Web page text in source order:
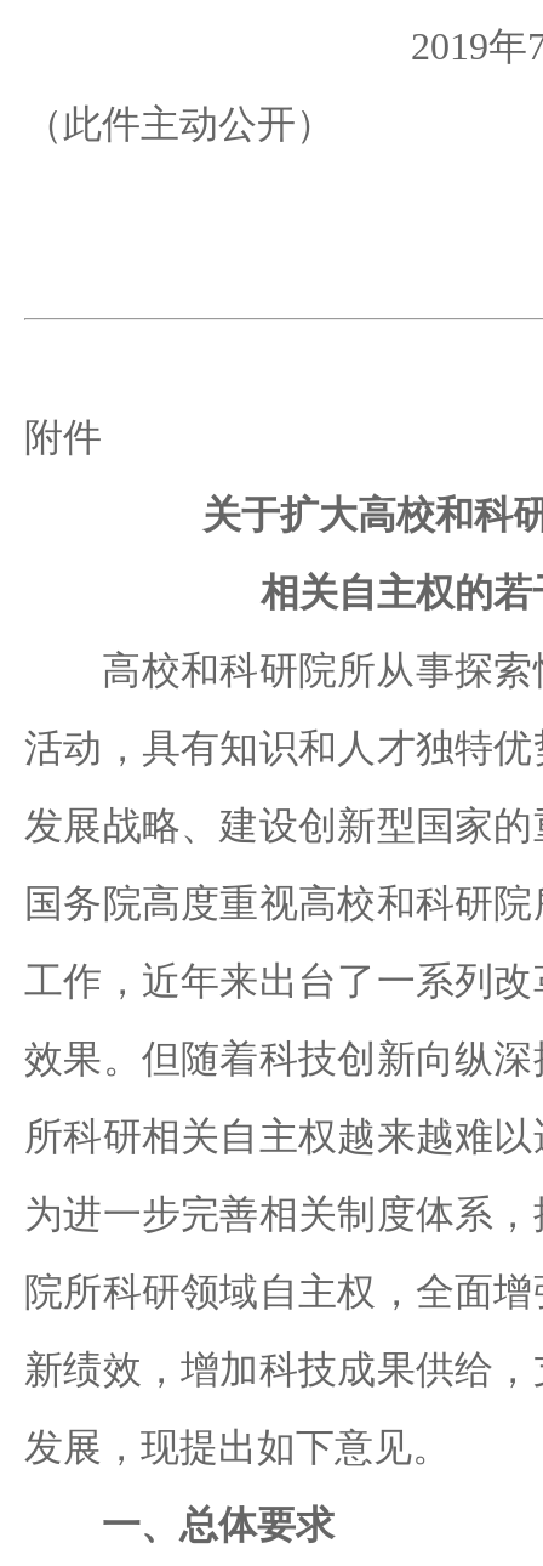
2019年
（此件主动公开）
附件
关于扩大高校和科
相关自主权的若
高校和科研院所从事探索
活动，具有知识和人才独特
发展战略、建设创新型国家
国务院高度重视高校和科研
工作，近年来出台了一系列
效果。但随着科技创新向纵
所科研相关自主权越来越难
为进一步完善相关制度体系
院所科研领域自主权，全面
新绩效，增加科技成果供给
发展，现提出如下意见。
一、总体要求